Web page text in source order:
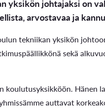
yksikön johtajaksi on
arvostavaa ja
tekniikan yksikön
sekä
Hänen
auttavat